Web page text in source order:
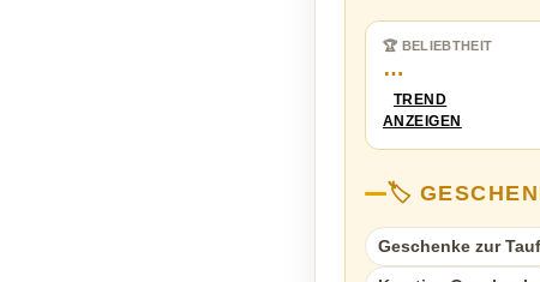
🏆 BELIEBTHEIT
…
TREND
ANZEIGEN
🏷️
Geschenke zur